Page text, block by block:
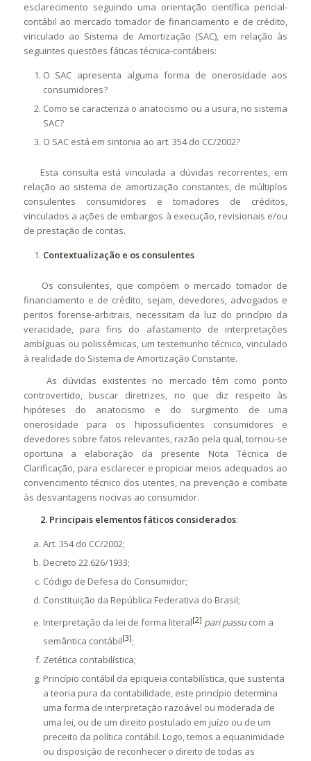
esclarecimento seguindo uma orientação científica pericial-
contábil ao mercado tomador de financiamento e de crédito,
vinculado ao Sistema de Amortização (SAC), em relação às
seguintes questões fáticas técnica-contábeis:
O SAC apresenta alguma forma de onerosidade aos
consumidores?
Como se caracteriza o anatocismo ou a usura, no sistema
SAC?
O SAC está em sintonia ao art. 354 do CC/2002?
Esta consulta está vinculada a dúvidas recorrentes, em
relação ao sistema de amortização constantes, de múltiplos
consulentes consumidores e tomadores de créditos,
vinculados a ações de embargos à execução, revisionais e/ou
de prestação de contas.
Contextualização e os consulentes
Os consulentes, que compõem o mercado tomador de
financiamento e de crédito, sejam, devedores, advogados e
peritos forense-arbitrais, necessitam da luz do princípio da
veracidade, para fins do afastamento de interpretações
ambíguas ou polissêmicas, um testemunho técnico, vinculado
à realidade do Sistema de Amortização Constante.
As dúvidas existentes no mercado têm como ponto
controvertido, buscar diretrizes, no que diz respeito às
hipóteses do anatocismo e do surgimento de uma
onerosidade para os hipossuficientes consumidores e
devedores sobre fatos relevantes, razão pela qual, tornou-se
oportuna a elaboração da presente Nota Técnica de
Clarificação, para esclarecer e propiciar meios adequados ao
convencimento técnico dos utentes, na prevenção e combate
às desvantagens nocivas ao consumidor.
2. Principais elementos fáticos considerados:
Art. 354 do CC/2002;
Decreto 22.626/1933;
Código de Defesa do Consumidor;
Constituição da República Federativa do Brasil;
Interpretação da lei de forma literal[2] pari passucom a
semântica contábil[3];
Zetética contabilística;
Princípio contábil da epiqueia contabilística, que sustenta
a teoria pura da contabilidade, este princípio determina
uma forma de interpretação razoável ou moderada de
uma lei, ou de um direito postulado em juízo ou de um
preceito da política contábil. Logo, temos a equanimidade
ou disposição de reconhecer o direito de todas as